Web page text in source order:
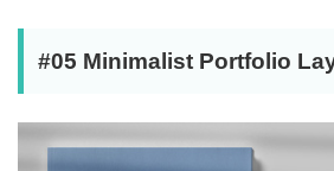
#05 Minimalist Portfolio